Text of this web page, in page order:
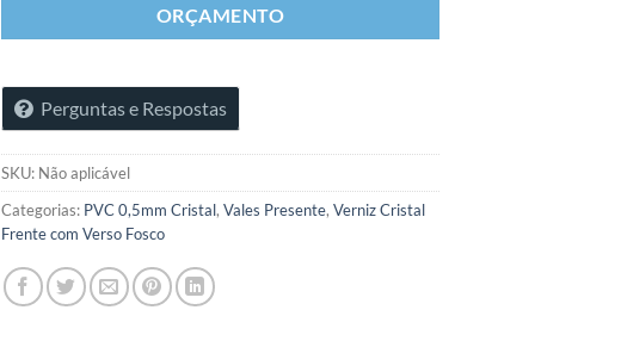
ORÇAMENTO
Perguntas e Respostas
SKU: Não aplicável
Categorias: PVC 0,5mm Cristal, Vales Presente, Verniz Cristal
Frente com Verso Fosco